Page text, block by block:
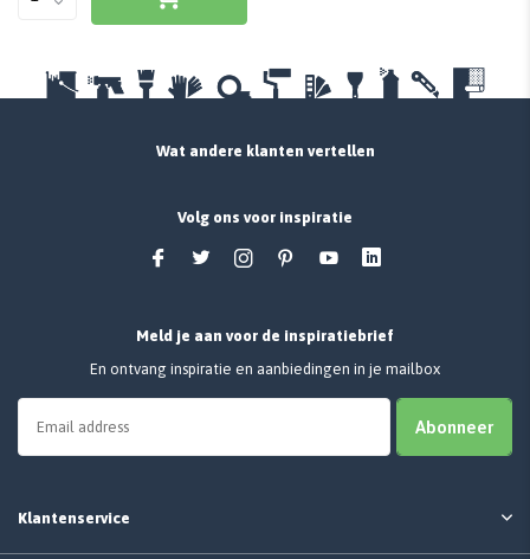
Wat andere klanten vertellen
Volg ons voor inspiratie
Meld je aan voor de inspiratiebrief
En ontvang inspiratie en aanbiedingen in je mailbox
Abonneer
Klantenservice